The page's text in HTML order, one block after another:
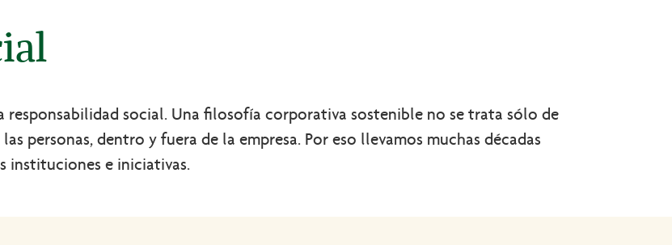
responsabilidad social. Una filosofía corporativa sostenible no se trata sólo de
personas, dentro y fuera de la empresa. Por eso llevamos muchas décadas
instituciones e iniciativas.